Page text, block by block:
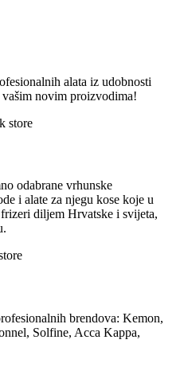
alata iz udobnosti
novim proizvodima!
odabrane vrhunske
i alate za njegu kose koje u
diljem Hrvatske i svijeta,
brendova: Kemon,
Solfine, Acca Kappa,